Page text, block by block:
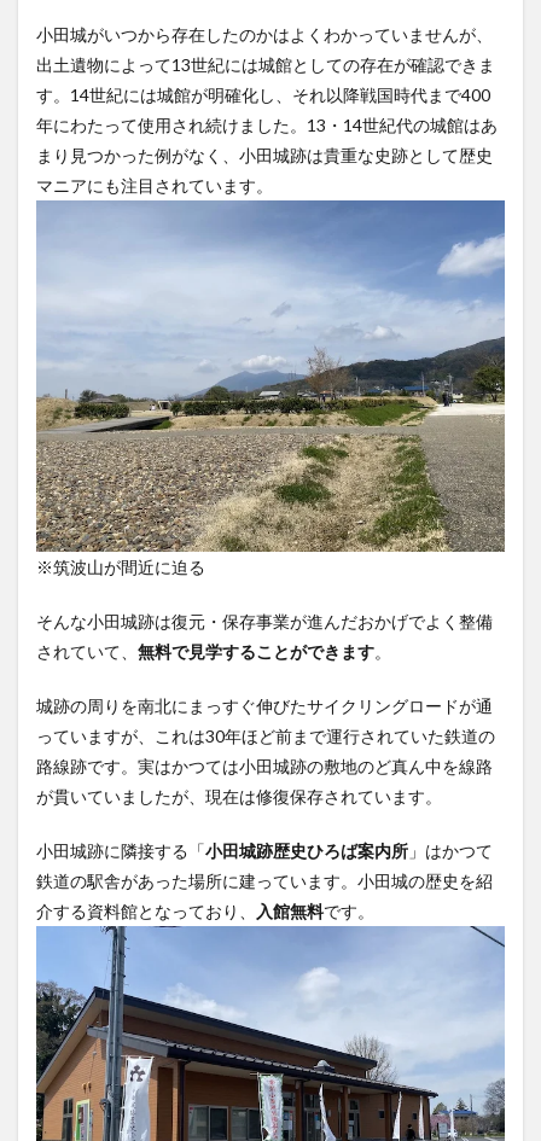
小田城がいつから存在したのかはよくわかっていませんが、
出土遺物によって13世紀には城館としての存在が確認できま
す。14世紀には城館が明確化し、それ以降戦国時代まで400
年にわたって使用され続けました。13・14世紀代の城館はあ
まり見つかった例がなく、小田城跡は貴重な史跡として歴史
マニアにも注目されています。
※筑波山が間近に迫る
そんな小田城跡は復元・保存事業が進んだおかげでよく整備
されていて、 無料で見学することができます。
城跡の周りを南北にまっすぐ伸びたサイクリングロードが通
っていますが、これは30年ほど前まで運行されていた鉄道の
路線跡です。実はかつては小田城跡の敷地のど真ん中を線路
が貫いていましたが、現在は修復保存されています。
小田城跡に隣接する「小田城跡歴史ひろば案内所 」はかつて
鉄道の駅舎があった場所に建っています。小田城の歴史を紹
介する資料館となっており、
入館無料です。